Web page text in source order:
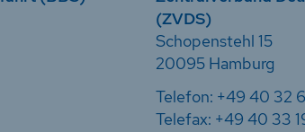
(ZVDS)
Schopenstehl 15
20095 Hamburg
Telefon: +49 40 32
Telefax: +49 40 33